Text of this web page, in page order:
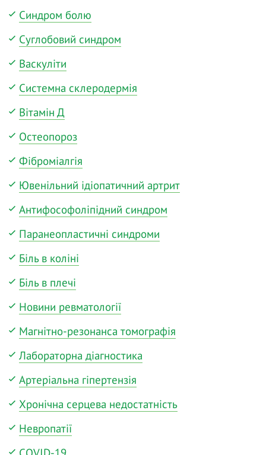
Синдром болю
Суглобовий синдром
Васкуліти
Системна склеродермія
Вітамін Д
Остеопороз
Фіброміалгія
Ювенільний ідіопатичний артрит
Антифософоліпідний синдром
Паранеопластичні синдроми
Біль в коліні
Біль в плечі
Новини ревматології
Магнітно-резонанса томографія
Лабораторна діагностика
Артеріальна гіпертензія
Хронічна серцева недостатність
Невропатії